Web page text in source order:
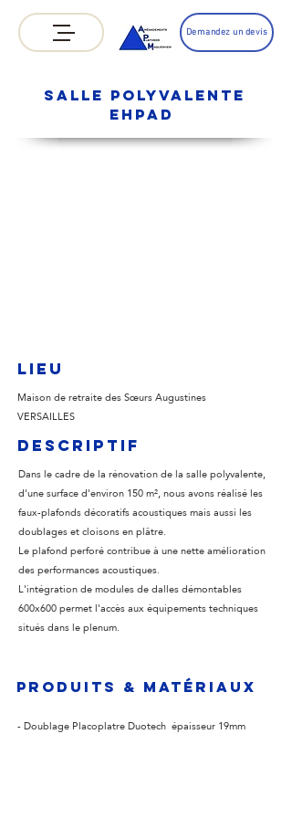
Demandez un devis
Salle polyvalente
EhPAD
lieu
Maison de retraite des Sœurs Augustines
VERSAILLES
Descriptif
Dans le cadre de la rénovation de la salle polyvalente,
d'une surface d'environ 150 m², nous avons réalisé les
faux-plafonds décoratifs acoustiques mais aussi les
doublages et cloisons en plâtre.
Le plafond perforé contribue à une nette amélioration
des performances acoustiques.
L'intégration de modules de dalles démontables
600x600 permet l'accès aux équipements techniques
situés dans le plenum.
produits & matériaux
- Doublage Placoplatre Duotech épaisseur 19mm